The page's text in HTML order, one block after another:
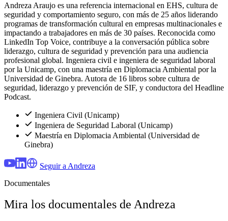
Andreza Araujo es una referencia internacional en EHS, cultura de
seguridad y comportamiento seguro, con más de 25 años liderando
programas de transformación cultural en empresas multinacionales e
impactando a trabajadores en más de 30 países. Reconocida como
LinkedIn Top Voice, contribuye a la conversación pública sobre
liderazgo, cultura de seguridad y prevención para una audiencia
profesional global. Ingeniera civil e ingeniera de seguridad laboral
por la Unicamp, con una maestría en Diplomacia Ambiental por la
Universidad de Ginebra. Autora de 16 libros sobre cultura de
seguridad, liderazgo y prevención de SIF, y conductora del Headline
Podcast.
Ingeniera Civil (Unicamp)
Ingeniera de Seguridad Laboral (Unicamp)
Maestría en Diplomacia Ambiental (Universidad de
Ginebra)
Seguir a Andreza
Documentales
Mira los documentales de Andreza